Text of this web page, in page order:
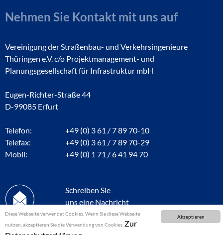
Akzeptieren
Diese Webseite verwendet Cookies. Wenn Sie diese Webseite
nutzen, akzeptieren Sie die Verwendung von Cookies. Zur
Nehmen Sie Kontakt mit uns auf
Vereinigung der Straßenbau- und Verkehrsingenieure
Thüringen e.V. c/o Projektmanagement- und
Planungsgesellschaft für Infrastruktur mbH
Eugen-Richter-Straße 44
D-99085 Erfurt
Telefon:
+49 (0) 3 61 / 7 89 70-10
Telefax:
+49 (0) 3 61 / 7 89 70-29
Mobil:
+49 (0) 1 71 / 6 41 94 70
Schreiben Sie
uns eine Nachricht